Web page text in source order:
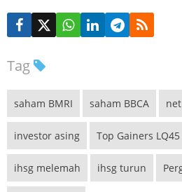
Tag
saham BMRI saham BBCA
investor asing Top Gainers LQ45
ihsg melemah ihsg turun